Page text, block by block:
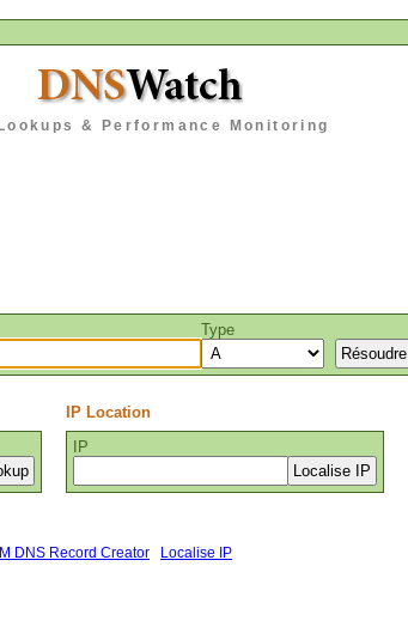
& Performance Monitoring
Type
IP Location
IP
DNS Record Creator Localise IP